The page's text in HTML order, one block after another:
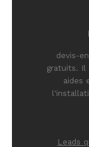
devis-
gratuits. Il
aides
Leads